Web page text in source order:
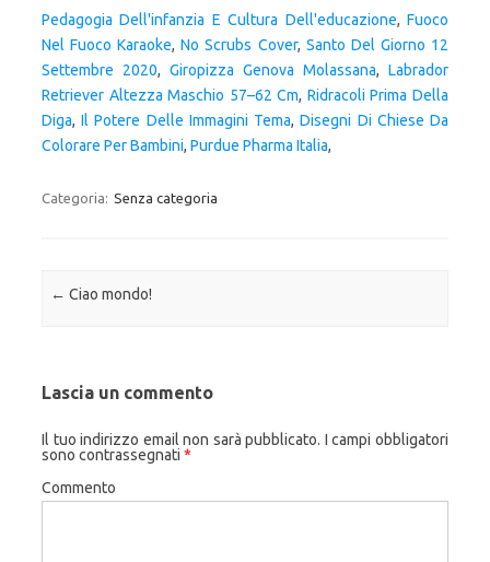
Pedagogia Dell'infanzia E Cultura Dell'educazione,Fuoco
Nel Fuoco Karaoke,No Scrubs Cover, Santo Del Giorno 12
Settembre 2020, Giropizza Genova Molassana, Labrador
Retriever Altezza Maschio 57–62 Cm, Ridracoli Prima Della
Diga,Il Potere Delle Immagini Tema,Disegni Di Chiese Da
Colorare Per Bambini, Purdue Pharma Italia,
Categoria: Senza categoria
Navigazione articolo
← Ciao mondo!
Lascia un commento
Il tuo indirizzo email non sarà pubblicato. I campi obbligatori
sono contrassegnati *
Commento